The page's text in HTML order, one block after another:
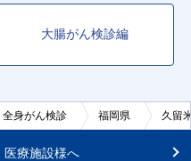
大腸がん検診編
全身がん検診 福岡県 久留
医療施設様へ